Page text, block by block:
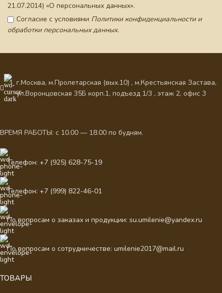
21.07.2014) «О персональных данных».
Согласие с условиями Политики конфиденциальности и
обработки персональных данных.
г.Москва, м.Пролетарская (вых.10) , м.Крестьянская Застава,
ул.Воронцовская 35Б корп.1, подъезд 1/3 , этаж 2, офис 3
ВРЕМЯ РАБОТЫ: с 10.00 — 18.00 по будням.
Телефон: +7 (925) 628-75-19
Телефон: +7 (999) 822-46-01
По вопросам о заказах и продукции: su.umilenie@yandex.ru
По вопросам о сотрудничестве: umilenie2017@mail.ru
ТОВАРЫ